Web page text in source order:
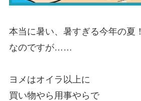
本当に暑い、暑すぎる今年の夏！
なのですが……
ヨメはオイラ以上に
買い物やら用事やらで